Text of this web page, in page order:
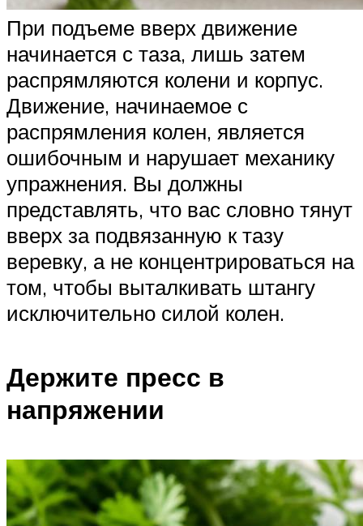
При подъеме вверх движение
начинается с таза, лишь затем
распрямляются колени и корпус.
Движение, начинаемое с
распрямления колен, является
ошибочным и нарушает механику
упражнения. Вы должны
представлять, что вас словно тянут
вверх за подвязанную к тазу
веревку, а не концентрироваться на
том, чтобы выталкивать штангу
исключительно силой колен.
Держите пресс в
напряжении